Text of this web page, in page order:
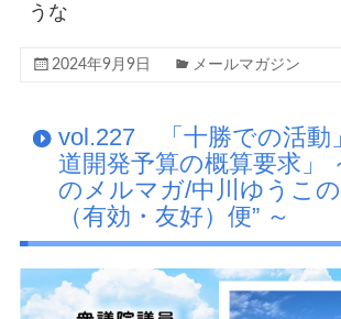
うな
2024年9月9日 メールマガジン
vol.227 「十勝での活動
道開発予算の概算要求」
のメルマガ/中川ゆうこの
（有効・友好）便” ～